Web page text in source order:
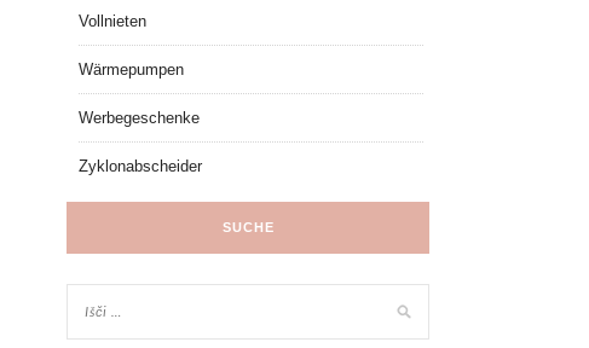
Vollnieten
Wärmepumpen
Werbegeschenke
Zyklonabscheider
SUCHE